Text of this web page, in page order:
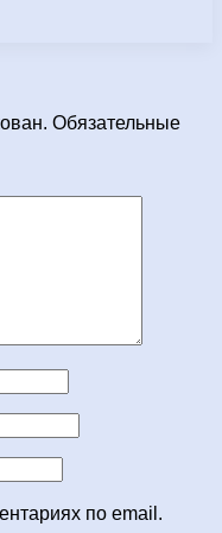
Обязательные
по email.